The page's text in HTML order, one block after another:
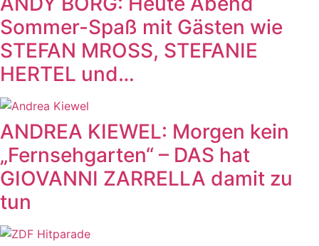
Sommer-Spaß mit Gästen wie
STEFAN MROSS, STEFANIE
HERTEL und…
ANDREA KIEWEL: Morgen kein
„Fernsehgarten“ – DAS hat
GIOVANNI ZARRELLA damit zu
tun